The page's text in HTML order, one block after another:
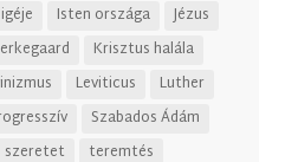
Isten országa
Jézus
Krisztus halála
Leviticus
Luther
Szabados Ádám
szeretet teremtés